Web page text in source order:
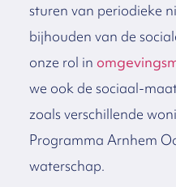
sturen van periodieke
bijhouden van de
onze rol in
we ook de sociaal-
zoals verschillende
Programma Arnhem
waterschap.